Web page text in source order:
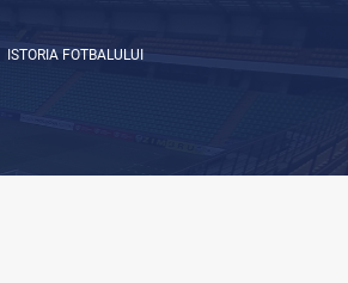
ISTORIA FOTBALULUI